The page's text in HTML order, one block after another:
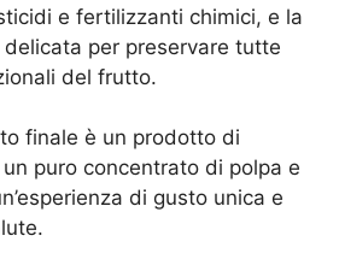
e fertilizzanti chimici, e la
per preservare tutte
del frutto.
finale è un prodotto di
puro concentrato di polpa e
di gusto unica e